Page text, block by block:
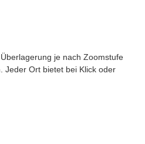
je nach Zoomstufe
Jeder Ort bietet bei Klick oder